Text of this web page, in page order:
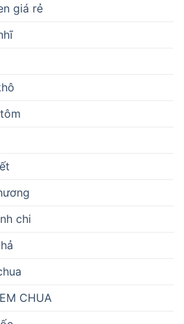
giá rẻ
chi
CHUA